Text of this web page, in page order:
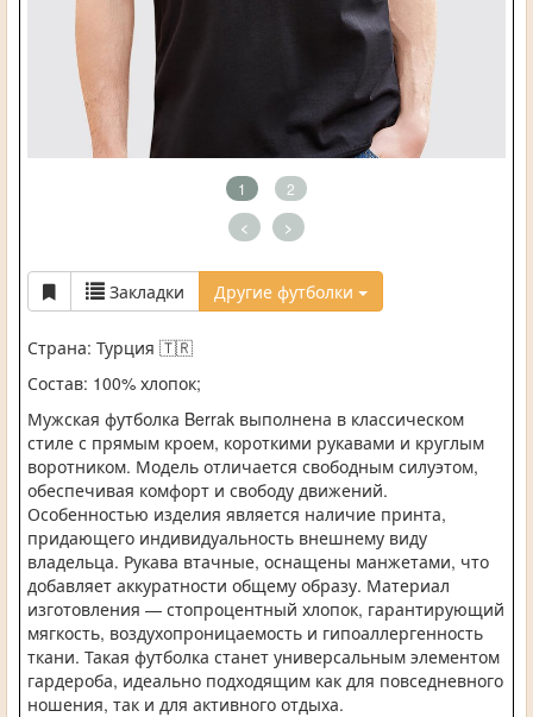
1 2
< >
Закладки Другие футболки
Страна: Турция 🇹🇷
Состав: 100% хлопок;
Мужская футболка Berrak выполнена в классическом
стиле с прямым кроем, короткими рукавами и круглым
воротником. Модель отличается свободным силуэтом,
обеспечивая комфорт и свободу движений.
Особенностью изделия является наличие принта,
придающего индивидуальность внешнему виду
владельца. Рукава втачные, оснащены манжетами, что
добавляет аккуратности общему образу. Материал
изготовления — стопроцентный хлопок, гарантирующий
мягкость, воздухопроницаемость и гипоаллергенность
ткани. Такая футболка станет универсальным элементом
гардероба, идеально подходящим как для повседневного
ношения, так и для активного отдыха.